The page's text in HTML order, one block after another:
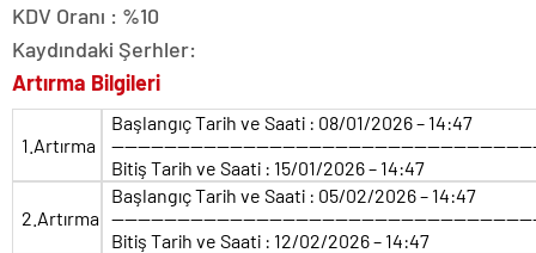
KDV Oranı : %10
Kaydındaki Şerhler:
Artırma Bilgileri
1.Artırma
Başlangıç Tarih ve Saati : 08/01/2026 – 14:47
Bitiş Tarih ve Saati : 15/01/2026 – 14:47
2.Artırma
Başlangıç Tarih ve Saati : 05/02/2026 – 14:47
Bitiş Tarih ve Saati : 12/02/2026 – 14:47